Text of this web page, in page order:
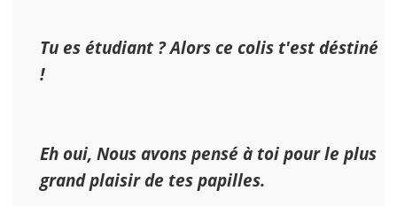
Tu es étudiant ? Alors ce colis t'est déstiné
!
Eh oui, Nous avons pensé à toi pour le plus
grand plaisir de tes papilles.